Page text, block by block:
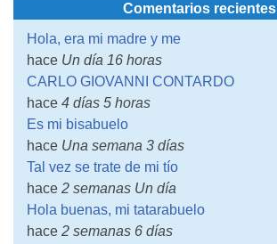
Comentarios recientes
Hola, era mi madre y me
hace Un día 16 horas
CARLO GIOVANNI CONTARDO
hace 4 días 5 horas
Es mi bisabuelo
hace Una semana 3 días
Tal vez se trate de mi tío
hace 2 semanas Un día
Hola buenas, mi tatarabuelo
hace 2 semanas 6 días